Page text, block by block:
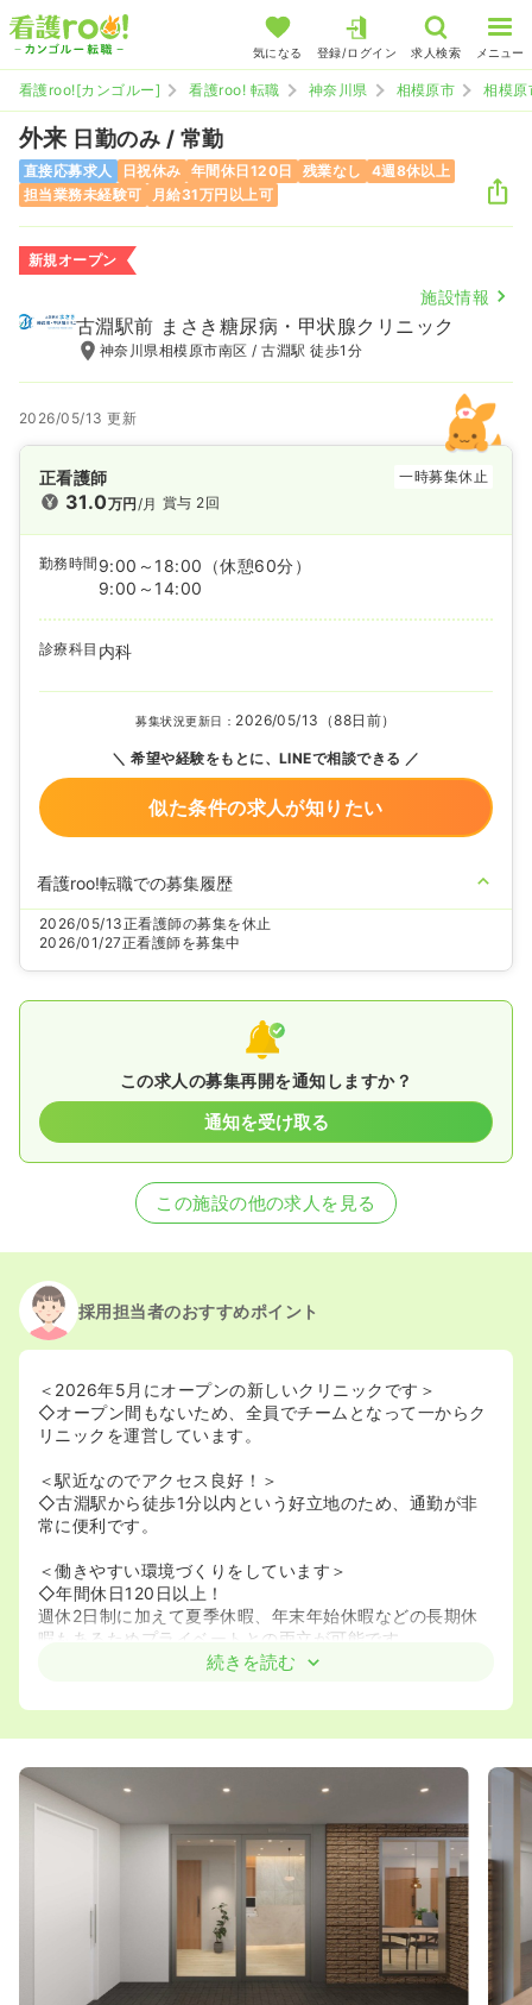
気になる 登録/ログイン 求人検索 メニュー
看護roo![カンゴルー] 看護roo! 転職 神奈川県 相模原市 相模原
外来 日勤のみ / 常勤
直接応募求人 日祝休み 年間休日120日 残業なし
4週8休以上
担当業務未経験可
月給31万円以上可
新規オープン
施設情報
古淵駅前 まさき糖尿病・甲状腺クリニック
神奈川県相模原市南区 / 古淵駅 徒歩1分
2026/05/13 更新
正看護師 一時募集休止
31.0万円/月 賞与 2回
勤務時間 9:00～18:00
（休憩60分）
9:00～14:00
診療科目 内科
募集状況更新日： 2026/05/13（88日前）
希望や経験をもとに、LINEで相談できる
似た条件の求人が知りたい
看護roo!転職での募集履歴
2026/05/13正看護師の募集を休止
2026/01/27正看護師を募集中
この求人の募集再開を通知しますか？
通知を受け取る
この施設の他の求人を見る
採用担当者のおすすめポイント
＜2026年5月にオープンの新しいクリニックです＞
◇オープン間もないため、全員でチームとなって一からク
リニックを運営しています。
＜駅近なのでアクセス良好！＞
◇古淵駅から徒歩1分以内という好立地のため、通勤が非
常に便利です。
＜働きやすい環境づくりをしています＞
◇年間休日120日以上！
週休2日制に加えて夏季休暇、年末年始休暇などの長期休
暇もあるためプライベートとの両立が可能です。
続きを読む